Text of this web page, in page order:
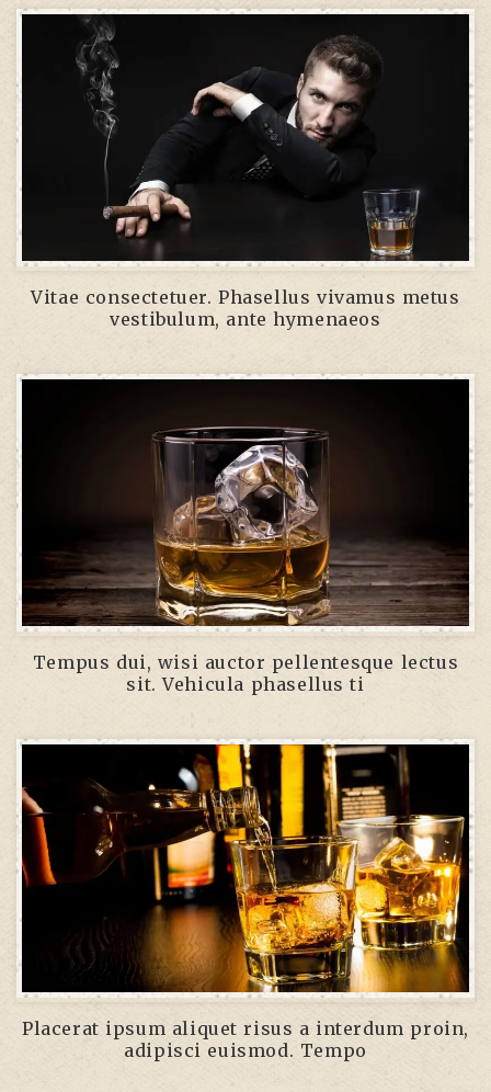
Vitae consectetuer. Phasellus vivamus metus
vestibulum, ante hymenaeos
Tempus dui, wisi auctor pellentesque lectus
sit. Vehicula phasellus ti
Placerat ipsum aliquet risus a interdum proin,
adipisci euismod. Tempo